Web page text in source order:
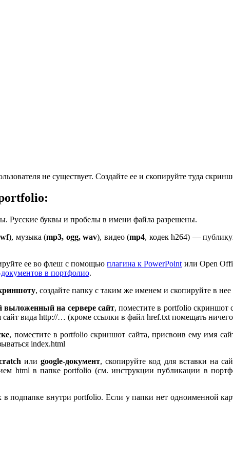
не существует. Создайте ее и скопируйте туда
Русские буквы и пробелы в имени файла разрешены.
), музыка (mp3, ogg, wav), видео (mp4, кодек h264) —
ее во флеш с помощью плагина к Pow­er­Point или Open
в портфолио.
, создайте папку с таким же именем и скопируйте в
на сервере сайт, поместите в port­fo­lio скриншот
вида http://… (кроме ссылки в файл href.txt помещать ничего
, поместите в port­fo­lio скриншот сайта, присвоив ему имя
index.html
илиgoogle-документ, скопируйте код для вставки на
html в папке port­fo­lio (см. инструкции публикации в
в подпапке внутри port­fo­lio. Если у папки нет одноименной